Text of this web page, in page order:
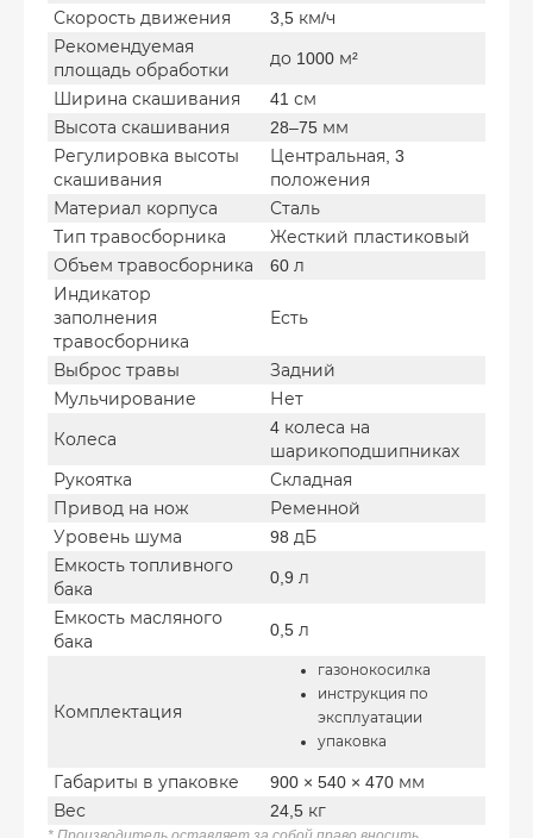
Скорость движения
3,5 км/ч
Рекомендуемая
площадь обработки
до 1000 м²
Ширина скашивания
41 см
Высота скашивания
28–75 мм
Регулировка высоты
скашивания
Центральная, 3
положения
Материал корпуса
Сталь
Тип травосборника
Жесткий пластиковый
Объем травосборника
60 л
Индикатор
заполнения
травосборника
Есть
Выброс травы
Задний
Мульчирование
Нет
Колеса
4 колеса на
шарикоподшипниках
Рукоятка
Складная
Привод на нож
Ременной
Уровень шума
98 дБ
Емкость топливного
бака
0,9 л
Емкость масляного
бака
0,5 л
Комплектация
газонокосилка
инструкция по
эксплуатации
упаковка
Габариты в упаковке
900 × 540 × 470 мм
Вес
24,5 кг